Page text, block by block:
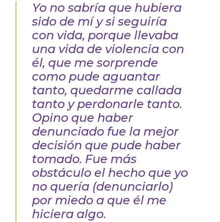
Yo no sabría que hubiera
sido de mí y si seguiría
con vida, porque llevaba
una vida de violencia con
él, que me sorprende
como pude aguantar
tanto, quedarme callada
tanto y perdonarle tanto.
Opino que haber
denunciado fue la mejor
decisión que pude haber
tomado. Fue más
obstáculo el hecho que yo
no quería (denunciarlo)
por miedo a que él me
hiciera algo.